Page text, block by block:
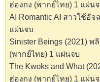
ฮ่องกง (พากย์ไทย) 1 แผ่น
AI Romantic AI สาวใช้อั
แผ่นจบ
Sinister Beings (2021)
(พากย์ไทย) 1 แผ่นจบ
The Kwoks and What
ฮ่องกง (พากย์ไทย) 1 แผ่น